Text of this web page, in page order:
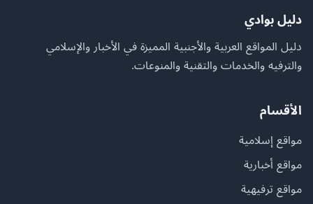
دليل بوادي
دليل المواقع العربية والأجنبية المميزة في الأخبار والإسلامي
والترفيه والخدمات والتقنية والمنوعات.
الأقسام
مواقع إسلامية
مواقع أخبارية
مواقع ترفيهية